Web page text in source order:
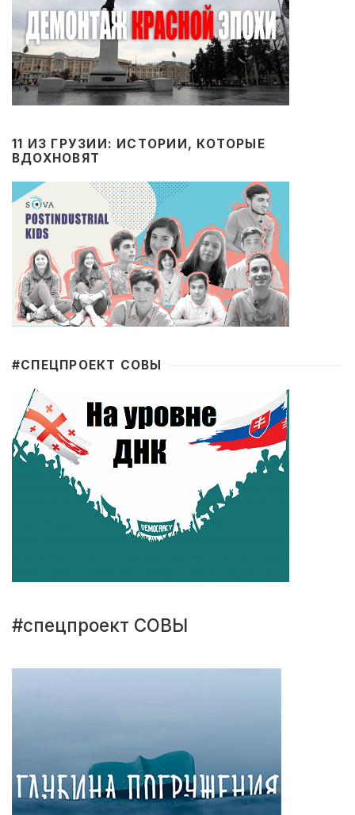
11 ИЗ ГРУЗИИ: ИСТОРИИ, КОТОРЫЕ
ВДОХНОВЯТ
#CПЕЦПРОЕКТ СОВЫ
#спецпроект СОВЫ